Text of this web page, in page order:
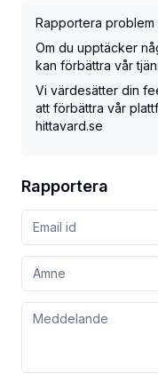
Rapportera
Om du upptäcker
kan förbättra vår
Vi värdesätter din
att förbättra vår
hittavard.se
Rapportera